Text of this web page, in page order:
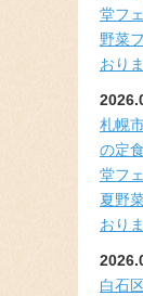
堂フ
野菜
おり
札幌
の定
堂フ
夏野
おり
白石